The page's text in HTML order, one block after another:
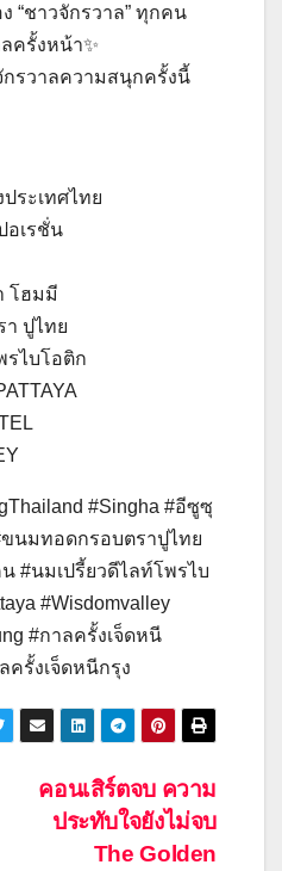
“ชาวจักรวาล” ทุกคน
ครั้งหน้า✨
รวาลความสนุกครั้งนี้
ระเทศไทย
อเรชั่น
โฮมมี
ปูไทย
รไบโอติก
#Singha #อีซูซุ
นมทอดกรอบตราปูไทย
#นมเปรี้ยวดีไลท์โพรไบ
#Wisdomvalley
#กาลครั้งเจ็ดหนี
ครั้งเจ็ดหนีกรุง
คอนเสิร์ตจบ ความ
ประทับใจยังไม่จบ
The Golden